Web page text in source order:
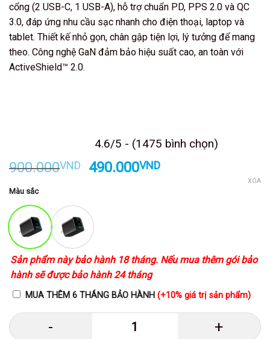
cổng (2 USB-C, 1 USB-A), hỗ trợ chuẩn PD, PPS 2.0 và QC
3.0, đáp ứng nhu cầu sạc nhanh cho điện thoại, laptop và
tablet. Thiết kế nhỏ gọn, chân gập tiện lợi, lý tưởng để mang
theo. Công nghệ GaN đảm bảo hiệu suất cao, an toàn với
ActiveShield™ 2.0.
4.6/5 - (1475 bình chọn)
900.000VND
Giá
900.000VND.
490.000VNDGiá
Màu sắc
XÓA
Sản phẩm này bảo hành 18 tháng. Nếu mua thêm gói bảo
hành sẽ được bảo hành 24 tháng
MUA THÊM 6 THÁNG BẢO HÀNH (+10% giá trị sản phẩm)
Anker A2674 - Củ sạc nhanh